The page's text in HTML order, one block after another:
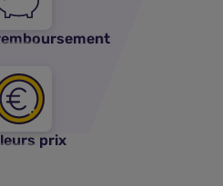
prix